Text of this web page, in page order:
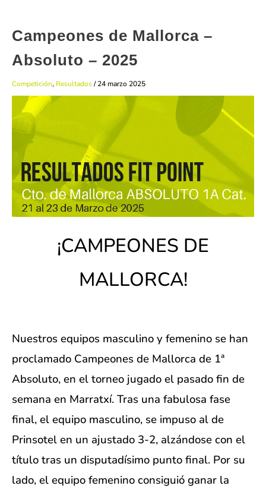
Campeones de Mallorca –
Absoluto – 2025
Competición, Resultados/24 marzo 2025
¡CAMPEONES DE
MALLORCA!
Nuestros equipos masculino y femenino se han
proclamado Campeones de Mallorca de 1ª
Absoluto, en el torneo jugado el pasado fin de
semana en Marratxí. Tras una fabulosa fase
final, el equipo masculino, se impuso al de
Prinsotel en un ajustado 3-2, alzándose con el
título tras un disputadísimo punto final. Por su
lado, el equipo femenino consiguió ganar la